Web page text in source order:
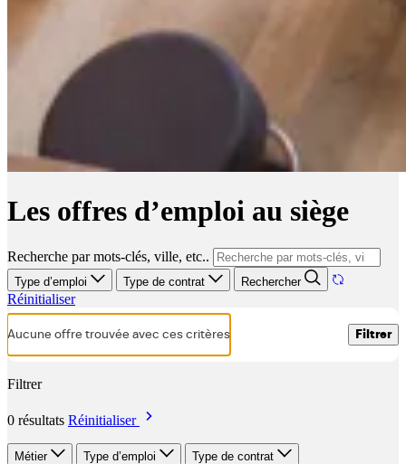
Les offres d’emploi au siège
Recherche par mots-clés, ville, etc..
Type d’emploi Type de contrat Rechercher
Réinitialiser
Aucune offre trouvée avec ces critères Filtrer
Filtrer
0 résultats Réinitialiser
Métier Type d’emploi
Type de contrat